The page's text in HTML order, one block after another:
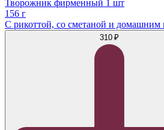
Творожник фирменный 1 шт
156 г
С рикоттой, со сметаной и домашним
310 ₽